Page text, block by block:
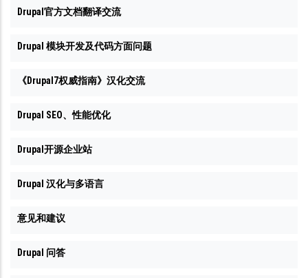
Drupal官方文档翻译交流
Drupal 模块开发及代码方面问题
《Drupal7权威指南》汉化交流
Drupal SEO、性能优化
Drupal开源企业站
Drupal 汉化与多语言
意见和建议
Drupal 问答